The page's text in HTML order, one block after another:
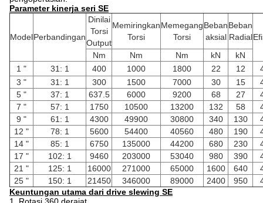
Parameter kinerja seri SE
ModelPerbandingan
Dinilai
Torsi
Output
Memiringkan
Torsi
Memegang
Torsi
Beban
aksial
Beban
Radial
Nm
Nm Nm kN
kN
1 "
31: 1 400 1000 1800 22 12
3 "
31: 1 300 1500 7000 30 15
5 "
37: 1 637.5 6000 9200 68 27
7 "
57: 1 1750 10500 13200 132 58
9 "
61: 1 4300 49900 30800 340 130
12 "
78: 1 5600 54400 40560 480 190
14 "
85: 1 6750 135000 44200 680 230
17 "
102: 1 9460 203000 53040 980 390
21 "
125: 1 16000 271000 65000 1600 640
25 "
150: 1 21450 346000 89000 2400 950
Keuntungan utama dari drive slewing SE